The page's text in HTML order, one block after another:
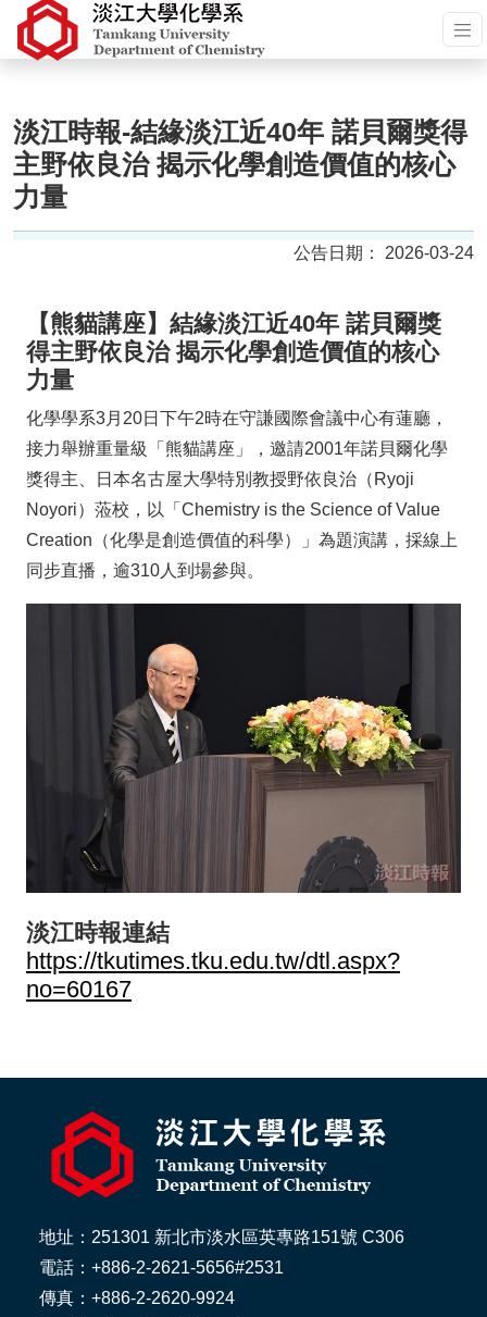
淡江時報-結緣淡江近40年 諾貝爾獎得
主野依良治 揭示化學創造價值的核心
力量
2026-03-24
【熊貓講座】結緣淡江近40年 諾貝爾獎
得主野依良治 揭示化學創造價值的核心
力量
化學學系3月20日下午2時在守謙國際會議中心有蓮廳，
接力舉辦重量級「熊貓講座」，邀請2001年諾貝爾化學
獎得主、日本名古屋大學特別教授野依良治（Ryoji
Noyori）蒞校，以「Chemistry is the Science of Value
Creation（化學是創造價值的科學）」為題演講，採線上
同步直播，逾310人到場參與。
淡江時報連結
https://tkutimes.tku.edu.tw/dtl.aspx?
no=60167
地址：251301 新北市淡水區英專路151號 C306
電話：+886-2-2621-5656#2531
傳真：+886-2-2620-9924